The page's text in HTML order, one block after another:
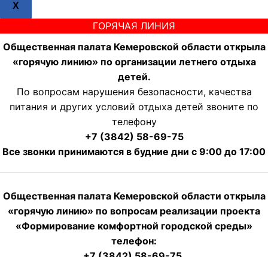
X
ГОРЯЧАЯ ЛИНИЯ
Общественная палата Кемеровской области открыла
«горячую линию» по организации летнего отдыха
детей.
По вопросам нарушения безопасности, качества
питания и других условий отдыха детей звоните по
телефону
+7 (3842) 58-69-75
Все звонки принимаются в будние дни с 9:00 до 17:00
Общественная палата Кемеровской области открыла
«горячую линию» по вопросам реализации проекта
«Формирование комфортной городской среды»
телефон: